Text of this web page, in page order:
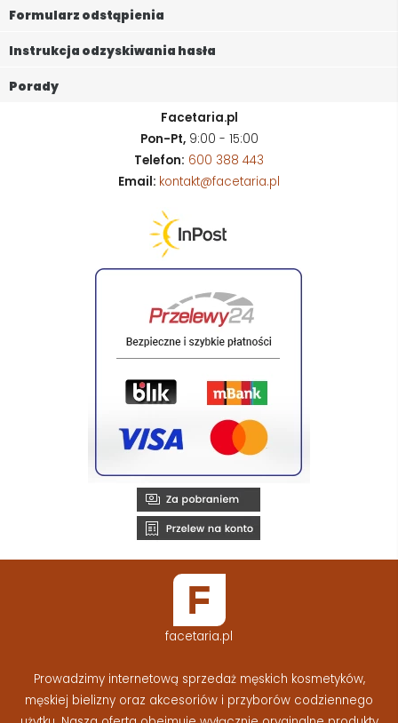
Formularz odstąpienia
Instrukcja odzyskiwania hasła
Porady
Facetaria.pl
Pon-Pt,9:00 - 15:00
Telefon: 600 388 443
Email: kontakt@facetaria.pl
facetaria.pl
Prowadzimy internetową sprzedaż męskich kosmetyków,
męskiej bielizny oraz akcesoriów i przyborów codziennego